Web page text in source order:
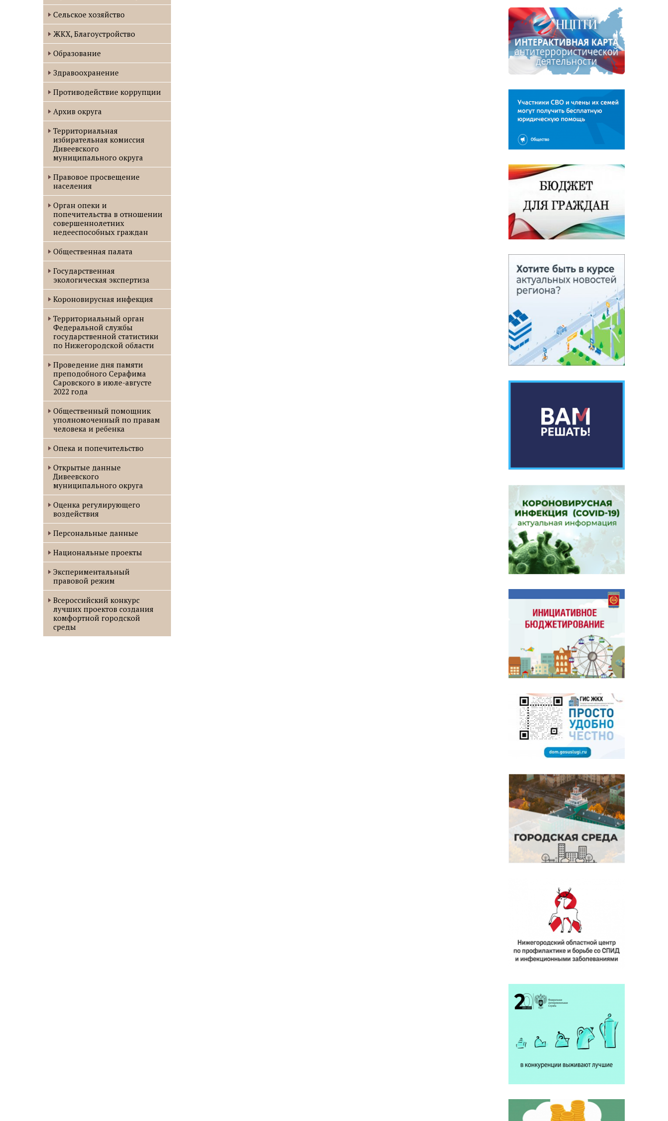
Сельское хозяйство
ЖКХ, Благоустройство
Образование
Здравоохранение
Противодействие коррупции
Архив округа
Территориальная
избирательная комиссия
Дивеевского
муниципального округа
Правовое просвещение
населения
Орган опеки и
попечительства в отношении
совершеннолетних
недееспособных граждан
Общественная палата
Государственная
экологическая экспертиза
Короновирусная инфекция
Территориальный орган
Федеральной службы
государственной статистики
по Нижегородской области
Проведение дня памяти
преподобного Серафима
Саровского в июле-августе
2022 года
Oбщественный помощник
уполномоченный по правам
человека и ребенка
Опека и попечительство
Открытые данные
Дивеевского
муниципального округа
Оценка регулирующего
воздействия
Персональные данные
Национальные проекты
Экспериментальный
правовой режим
Всероссийский конкурс
лучших проектов создания
комфортной городской
среды